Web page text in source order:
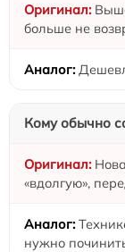
больше не
Кому обычно
«вдолгую»,
нужно